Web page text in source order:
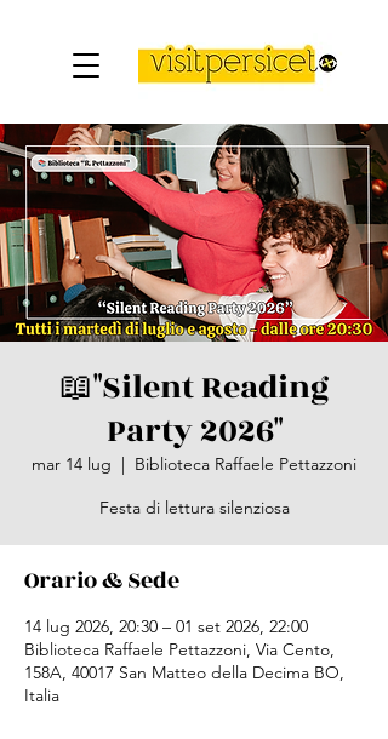
📖​"Silent Reading
Party 2026"
mar 14 lug
  |
Biblioteca Raffaele Pettazzoni
Festa di lettura silenziosa
Orario & Sede
14 lug 2026, 20:30 – 01 set 2026, 22:00
Biblioteca Raffaele Pettazzoni, Via Cento,
158A, 40017 San Matteo della Decima BO,
Italia